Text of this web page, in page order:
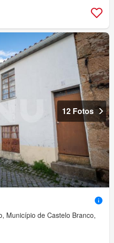
12 Fotos
Município de Castelo Branco,